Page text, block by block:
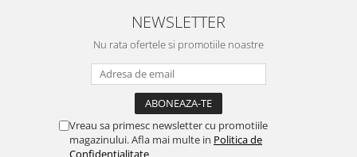
NEWSLETTER
Nu rata ofertele si promotiile noastre
Vreau sa primesc newsletter cu promotiile
magazinului. Afla mai multe in Politica de
Confidentialitate